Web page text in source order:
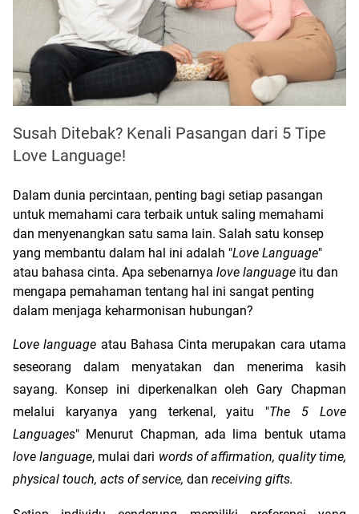
Susah Ditebak? Kenali Pasangan dari 5 Tipe
Love Language!
Dalam dunia percintaan, penting bagi setiap pasangan
untuk memahami cara terbaik untuk saling memahami
dan menyenangkan satu sama lain. Salah satu konsep
yang membantu dalam hal ini adalah "Love Language"
atau bahasa cinta. Apa sebenarnya love language itu dan
mengapa pemahaman tentang hal ini sangat penting
dalam menjaga keharmonisan hubungan?
Love language atau Bahasa Cinta merupakan cara utama
seseorang dalam menyatakan dan menerima kasih
sayang. Konsep ini diperkenalkan oleh Gary Chapman
melalui karyanya yang terkenal, yaitu "The 5 Love
Languages
love language, mulai dari words of affirmation, quality time,
physical touch, acts of service, dan receiving gifts.